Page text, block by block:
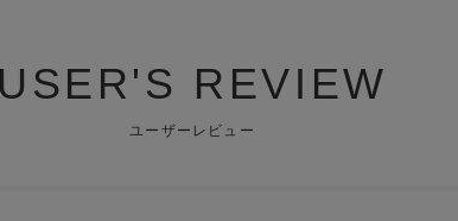
USER'S REVIEW
ユーザーレビュー